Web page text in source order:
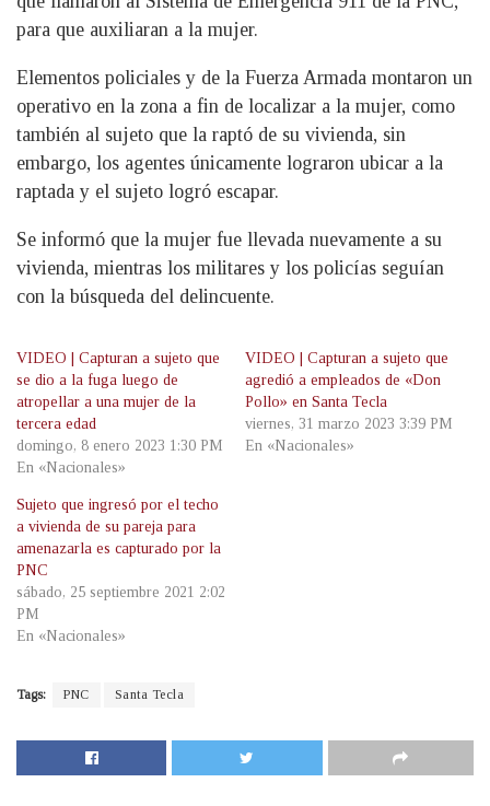
para que auxiliaran a la mujer.
Elementos policiales y de la Fuerza Armada montaron un
operativo en la zona a fin de localizar a la mujer, como
también al sujeto que la raptó de su vivienda, sin
embargo, los agentes únicamente lograron ubicar a la
raptada y el sujeto logró escapar.
Se informó que la mujer fue llevada nuevamente a su
vivienda, mientras los militares y los policías seguían
con la búsqueda del delincuente.
VIDEO | Capturan a sujeto que
se dio a la fuga luego de
atropellar a una mujer de la
tercera edad
domingo, 8 enero 2023 1:30 PM
En «Nacionales»
VIDEO | Capturan a sujeto que
agredió a empleados de «Don
Pollo» en Santa Tecla
viernes, 31 marzo 2023 3:39 PM
En «Nacionales»
Sujeto que ingresó por el techo
a vivienda de su pareja para
amenazarla es capturado por la
PNC
sábado, 25 septiembre 2021 2:02
PM
En «Nacionales»
Tags: PNC Santa Tecla